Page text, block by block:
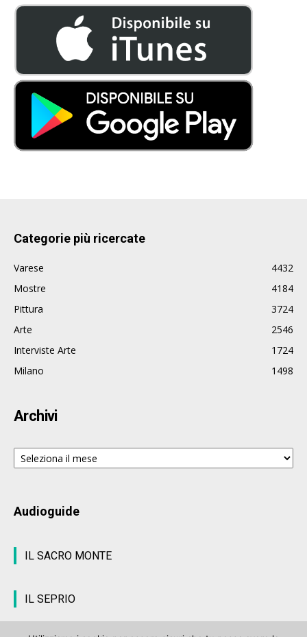
Categorie più ricercate
Varese
4432
Mostre
4184
Pittura
3724
Arte
2546
Interviste Arte
1724
Milano
1498
Archivi
Archivi
Audioguide
IL SACRO MONTE
IL SEPRIO